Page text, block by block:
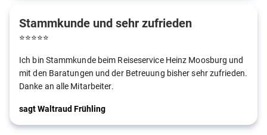
Stammkunde und sehr zufrieden
⭐⭐⭐⭐⭐
Ich bin Stammkunde beim Reiseservice Heinz Moosburg und
mit den Baratungen und der Betreuung bisher sehr zufrieden.
Danke an alle Mitarbeiter.
sagt Waltraud Frühling